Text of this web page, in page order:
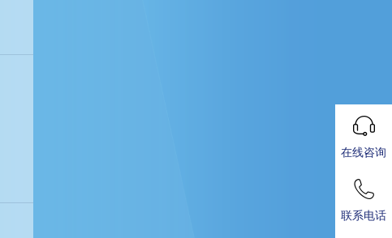
在线咨询
联系电话